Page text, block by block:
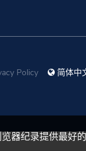
器纪录提供最好
Policy 简体中